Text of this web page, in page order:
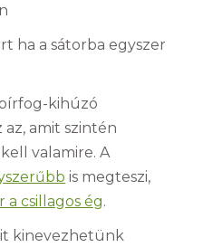
ha a sátorba egyszer
kihúzó
az, amit szintén
valamire. A
is megteszi,
a csillagos ég.
kinevezhetünk